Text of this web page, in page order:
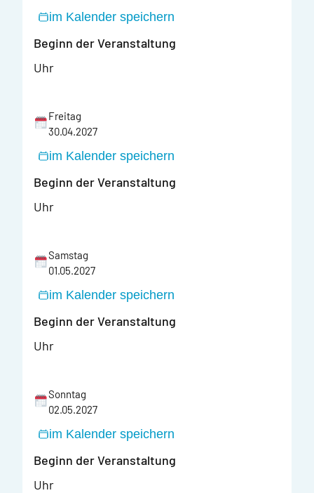
im Kalender speichern
Beginn der Veranstaltung
Uhr
Freitag
30.04.2027
im Kalender speichern
Beginn der Veranstaltung
Uhr
Samstag
01.05.2027
im Kalender speichern
Beginn der Veranstaltung
Uhr
Sonntag
02.05.2027
im Kalender speichern
Beginn der Veranstaltung
Uhr